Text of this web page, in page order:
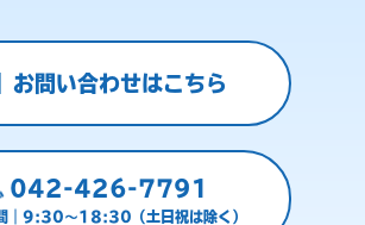
お問い合わせはこちら
042-426-7791
｜9:30～18:30（土日祝は除く）